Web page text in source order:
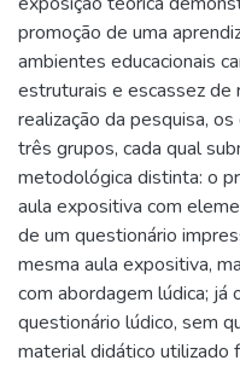
promoção de uma
ambientes educacionais
estruturais e escassez de
realização da pesquisa,
três grupos, cada qual
metodológica distinta: o
aula expositiva com
de um questionário
mesma aula expositiva,
com abordagem lúdica; já
questionário lúdico, sem
material didático utilizado